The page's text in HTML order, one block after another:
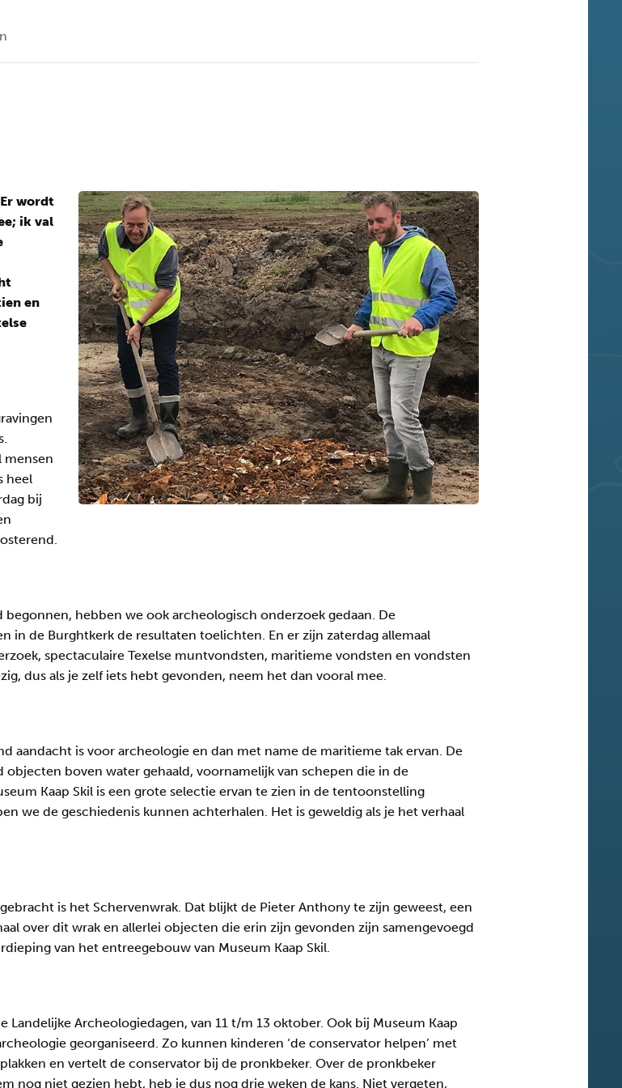
wordt
ik val
en
mensen
heel
bij
hebben we ook archeologisch onderzoek gedaan. De
in de Burghtkerk de resultaten toelichten. En er zijn zaterdag allemaal
spectaculaire Texelse muntvondsten, maritieme vondsten en vondsten
dus als je zelf iets hebt gevonden, neem het dan vooral mee.
aandacht is voor archeologie en dan met name de maritieme tak ervan. De
boven water gehaald, voornamelijk van schepen die in de
Kaap Skil is een grote selectie ervan te zien in de tentoonstelling
we de geschiedenis kunnen achterhalen. Het is geweldig als je het verhaal
is het Schervenwrak. Dat blijkt de Pieter Anthony te zijn geweest, een
over dit wrak en allerlei objecten die erin zijn gevonden zijn samengevoegd
van het entreegebouw van Museum Kaap Skil.
Landelijke Archeologiedagen, van 11 t/m 13 oktober. Ook bij Museum Kaap
georganiseerd. Zo kunnen kinderen ‘de conservator helpen’ met
en vertelt de conservator bij de pronkbeker. Over de pronkbeker
nog niet gezien hebt, heb je dus nog drie weken de kans. Niet vergeten,